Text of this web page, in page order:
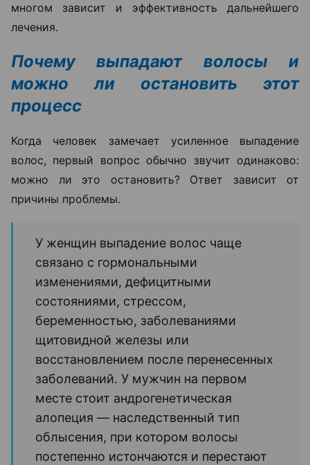
многом зависит и эффективность дальнейшего
лечения.
Почему выпадают волосы и
можно ли остановить этот
процесс
Когда человек замечает усиленное выпадение
волос, первый вопрос обычно звучит одинаково:
можно ли это остановить? Ответ зависит от
причины проблемы.
У женщин выпадение волос чаще
связано с гормональными
изменениями, дефицитными
состояниями, стрессом,
беременностью, заболеваниями
щитовидной железы или
восстановлением после перенесенных
заболеваний. У мужчин на первом
месте стоит андрогенетическая
алопеция — наследственный тип
облысения, при котором волосы
постепенно истончаются и перестают